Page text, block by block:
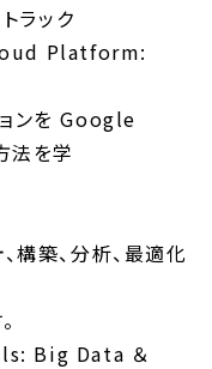
ラック
Platform:
ンを Google
を学
構築、分析、最適化
Big Data ＆